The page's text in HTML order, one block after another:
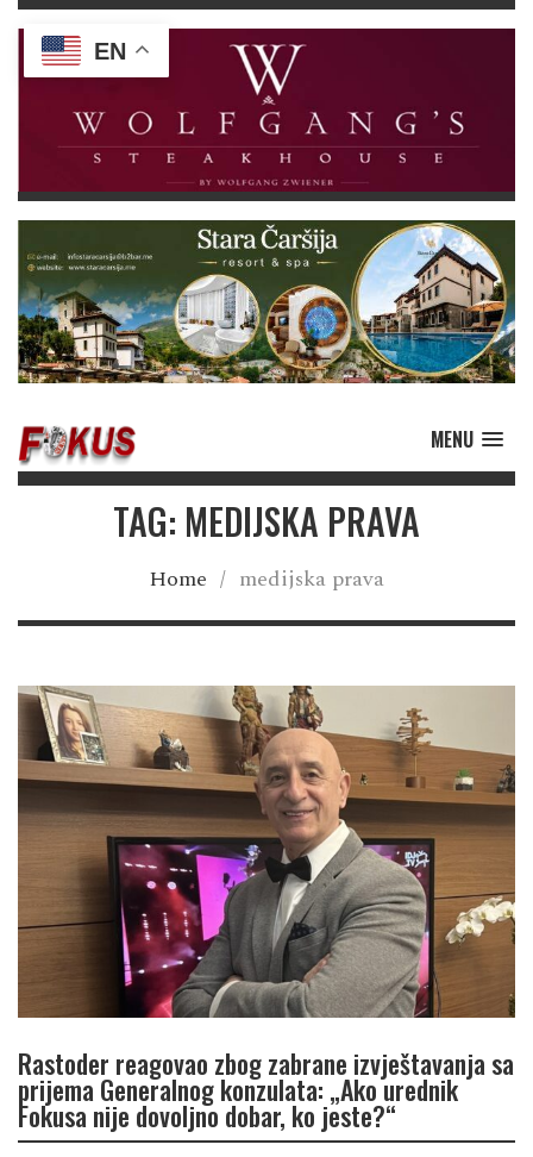
MENU
TAG: MEDIJSKA PRAVA
Home / medijska prava
Rastoder reagovao zbog zabrane izvještavanja sa
prijema Generalnog konzulata: „Ako urednik
Fokusa nije dovoljno dobar, ko jeste?“
EN